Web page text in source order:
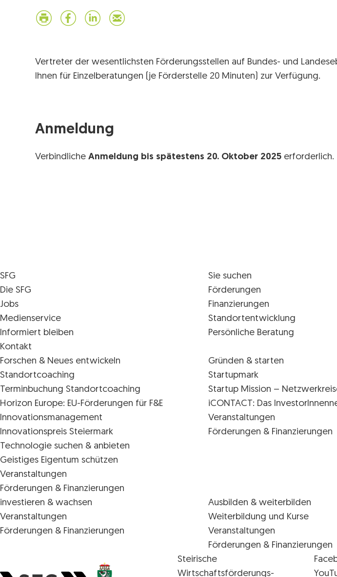
Vertreter der wesentlichsten Förderungsstellen auf Bundes- und
Ihnen für Einzelberatungen (je Förderstelle 20 Minuten) zur Verfügung.
Anmeldung
Verbindliche Anmeldung bis spätestens 20. Oktober 2025 erforderlich.
SFG
Die SFG
Jobs
Medienservice
Informiert bleiben
Kontakt
Sie suchen
Förderungen
Finanzierungen
Standortentwicklung
Persönliche Beratung
Forschen & Neues entwickeln
Standortcoaching
Terminbuchung Standortcoaching
Horizon Europe: EU-Förderungen für F&E
Innovations­management
Innovationspreis Steiermark
Technologie suchen & anbieten
Geistiges Eigentum schützen
Veranstaltungen
Förderungen & Finanzierungen
Gründen & starten
Startupmark
Startup Mission –
iCONTACT: Das
Veranstaltungen
Förderungen & Finanzierungen
investieren & wachsen
Veranstaltungen
Förderungen & Finanzierungen
Ausbilden & weiterbilden
Weiterbildung und Kurse
Veranstaltungen
Förderungen & Finanzierungen
Steirische
Wirtschaftsförderungs-